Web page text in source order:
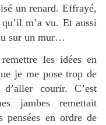
un renard. Effrayé,
m’a vu. Et aussi
sur un mur…
les idées en
je me pose trop de
courir. C’est
jambes remettait
pensées en ordre de